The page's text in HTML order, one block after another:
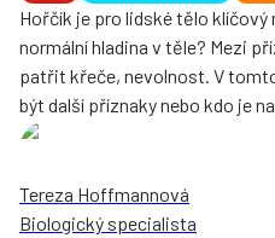
Hořčík je pro lidské tělo klíčový
normální hladina v těle? Mezi
patřit křeče, nevolnost. V
být další příznaky nebo kdo je
Tereza Hoffmannová
Biologický specialista